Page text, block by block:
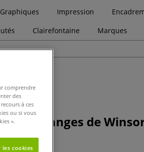
Impression
Clairefontaine Marques
mélanges de
comprendre
des
à ces
ou si vous
».
cookies